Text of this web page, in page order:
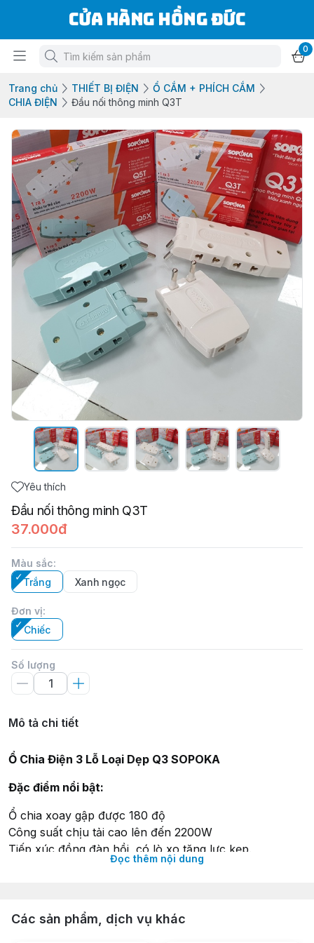
Cửa Hàng Hồng Đức
0
Trang chủ THIẾT BỊ ĐIỆN
Ổ CẮM + PHÍCH CẮM
CHIA ĐIỆN
Đầu nối thông minh Q3T
Yêu thích
Đầu nối thông minh Q3T
37.000đ
Màu sắc:
Trắng
Xanh ngọc
Đơn vị:
Chiếc
Số lượng
Mô tả chi tiết
Ổ Chia Điện 3 Lỗ Loại Dẹp Q3 SOPOKA
Đặc điểm nổi bật:
Ổ chia xoay gập được 180 độ
Công suất chịu tải cao lên đến 2200W
Tiếp xúc đồng đàn hồi, có lò xo tăng lực kẹp.
Tư thế cắm tiện dụng: Chân cắm quay gập 180 độ
Màu sắc: Trắng, Xanh ngọc
Đọc thêm nội dung
Các sản phẩm, dịch vụ khác